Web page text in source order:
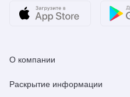
О компании
Раскрытие информации